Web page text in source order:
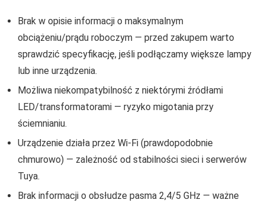
Brak w opisie informacji o maksymalnym
obciążeniu/prądu roboczym — przed zakupem warto
sprawdzić specyfikację, jeśli podłączamy większe lampy
lub inne urządzenia.
Możliwa niekompatybilność z niektórymi źródłami
LED/transformatorami — ryzyko migotania przy
ściemnianiu.
Urządzenie działa przez Wi‑Fi (prawdopodobnie
chmurowo) — zależność od stabilności sieci i serwerów
Tuya.
Brak informacji o obsłudze pasma 2,4/5 GHz — ważne